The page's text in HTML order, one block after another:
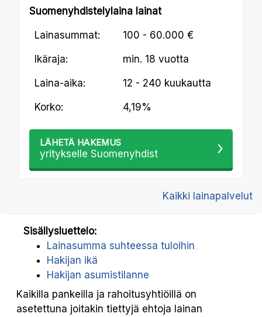
Suomenyhdistelylaina lainat
Lainasummat: 100 - 60.000 €
Ikäraja: min. 18 vuotta
Laina-aika: 12 - 240 kuukautta
Korko: 4,19%
LÄHETÄ HAKEMUS
yritykselle Suomenyhdist
Kaikki lainapalvelut
Sisällysluettelo:
Lainasumma suhteessa tuloihin
Hakijan ikä
Hakijan asumistilanne
Kaikilla pankeilla ja rahoitusyhtiöillä on
asetettuna joitakin tiettyjä ehtoja lainan